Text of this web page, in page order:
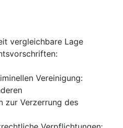
vergleichbare Lage
:
Vereinigung:
zur Verzerrung des